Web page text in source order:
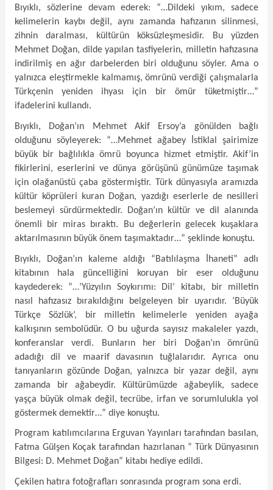
Bıyıklı, sözlerine devam ederek: “…Dildeki yıkım, sadece
kelimelerin kaybı değil, aynı zamanda hafızanın silinmesi,
zihnin daralması, kültürün köksüzleşmesidir. Bu yüzden
Mehmet Doğan, dilde yapılan tasfiyelerin, milletin hafızasına
indirilmiş en ağır darbelerden biri olduğunu söyler. Ama o
yalnızca eleştirmekle kalmamış, ömrünü verdiği çalışmalarla
Türkçenin yeniden ihyası için bir ömür tüketmiştir…”
ifadelerini kullandı.
Bıyıklı, Doğan’ın Mehmet Akif Ersoy’a gönülden bağlı
olduğunu söyleyerek: “…Mehmet ağabey İstiklal şairimize
büyük bir bağlılıkla ömrü boyunca hizmet etmiştir. Akif’in
fikirlerini, eserlerini ve dünya görüşünü günümüze taşımak
için olağanüstü çaba göstermiştir. Türk dünyasıyla aramızda
kültür köprüleri kuran Doğan, yazdığı eserlerle de nesilleri
beslemeyi sürdürmektedir. Doğan’ın kültür ve dil alanında
önemli bir miras bıraktı. Bu değerlerin gelecek kuşaklara
aktarılmasının büyük önem taşımaktadır…” şeklinde konuştu.
Bıyıklı, Doğan’ın kaleme aldığı “Batılılaşma İhaneti” adlı
kitabının hala güncelliğini koruyan bir eser olduğunu
kaydederek: “…’Yüzyılın Soykırımı: Dil’ kitabı, bir milletin
nasıl hafızasız bırakıldığını belgeleyen bir uyarıdır. ‘Büyük
Türkçe Sözlük’, bir milletin kelimelerle yeniden ayağa
kalkışının sembolüdür. O bu uğurda sayısız makaleler yazdı,
konferanslar verdi. Bunların her biri Doğan’ın ömrünü
adadığı dil ve maarif davasının tuğlalarıdır. Ayrıca onu
tanıyanların gözünde Doğan, yalnızca bir yazar değil, aynı
zamanda bir ağabeydir. Kültürümüzde ağabeylik, sadece
yaşça büyük olmak değil, tecrübe, irfan ve sorumlulukla yol
göstermek demektir…” diye konuştu.
Program katılımcılarına Erguvan Yayınları tarafından basılan,
Fatma Gülşen Koçak tarafından hazırlanan ” Türk Dünyasının
Bilgesi: D. Mehmet Doğan” kitabı hediye edildi.
Çekilen hatıra fotoğrafları sonrasında program sona erdi.